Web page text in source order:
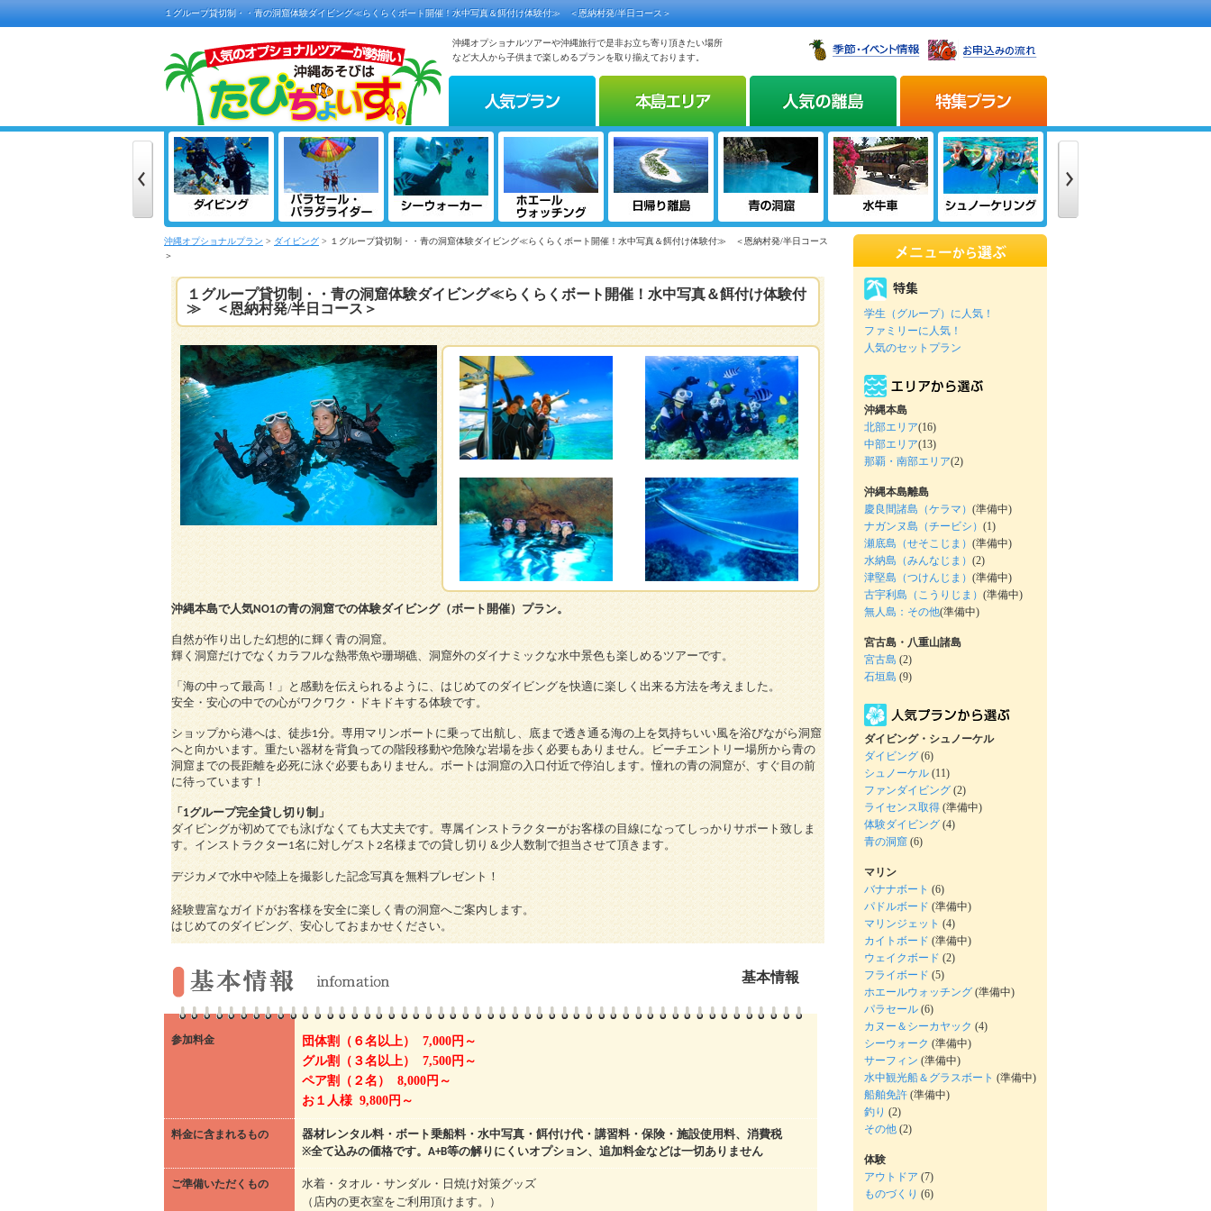
１グループ貸切制・・青の洞窟体験ダイビング≪らくらくボート開催！水中写真＆餌付け体験付≫ ＜恩納村発/半日コース＞
沖縄オプショナルツアーや沖縄旅行で是非お立ち寄り頂きたい場所
など大人から子供まで楽しめるプランを取り揃えております。
沖縄オプショナルプラン > ダイビング > １グループ貸切制・・青の洞窟体験ダイビング≪らくらくボート開催！水中写真＆餌付け体験付≫ ＜恩納村発/半日コース
＞
１グループ貸切制・・青の洞窟体験ダイビング≪らくらくボート開催！水中写真＆餌付け体験付
≫ ＜恩納村発/半日コース＞
沖縄本島で人気NO1の青の洞窟での体験ダイビング（ボート開催）プラン。
自然が作り出した幻想的に輝く青の洞窟。
輝く洞窟だけでなくカラフルな熱帯魚や珊瑚礁、洞窟外のダイナミックな水中景色も楽しめるツアーです。
「海の中って最高！」と感動を伝えられるように、はじめてのダイビングを快適に楽しく出来る方法を考えました。
安全・安心の中での心がワクワク・ドキドキする体験です。
ショップから港へは、徒歩1分。専用マリンボートに乗って出航し、底まで透き通る海の上を気持ちいい風を浴びながら洞窟
へと向かいます。重たい器材を背負っての階段移動や危険な岩場を歩く必要もありません。ビーチエントリー場所から青の
洞窟までの長距離を必死に泳ぐ必要もありません。ボートは洞窟の入口付近で停泊します。憧れの青の洞窟が、すぐ目の前
に待っています！
「1グループ完全貸し切り制」
ダイビングが初めてでも泳げなくても大丈夫です。専属インストラクターがお客様の目線になってしっかりサポート致しま
す。インストラクター1名に対しゲスト2名様までの貸し切り＆少人数制で担当させて頂きます。
デジカメで水中や陸上を撮影した記念写真を無料プレゼント！
経験豊富なガイドがお客様を安全に楽しく青の洞窟へご案内します。
はじめてのダイビング、安心しておまかせください。
基本情報
参加料金
団体割（６名以上） 7,000円～
グル割（３名以上） 7,500円～
ペア割（２名） 8,000円～
お１人様 9,800円～
料金に含まれるもの 器材レンタル料・ボート乗船料・水中写真・餌付け代・講習料・保険・施設使用料、消費税
※全て込みの価格です。A+B等の解りにくいオプション、追加料金などは一切ありません
ご準備いただくもの
水着・タオル・サンダル・日焼け対策グッズ
（店内の更衣室をご利用頂けます。）
学生（グループ）に人気！
ファミリーに人気！
人気のセットプラン
沖縄本島
北部エリア(16)
中部エリア(13)
那覇・南部エリア(2)
沖縄本島離島
慶良間諸島（ケラマ） (準備中)
ナガンヌ島（チービシ） (1)
瀬底島（せそこじま） (準備中)
水納島（みんなじま） (2)
津堅島（つけんじま） (準備中)
古宇利島（こうりじま） (準備中)
無人島：その他(準備中)
宮古島・八重山諸島
宮古島 (2)
石垣島 (9)
ダイビング・シュノーケル
ダイビング (6)
シュノーケル (11)
ファンダイビング (2)
ライセンス取得 (準備中)
体験ダイビング (4)
青の洞窟 (6)
マリン
バナナボート (6)
パドルボード (準備中)
マリンジェット (4)
カイトボード (準備中)
ウェイクボード (2)
フライボード (5)
ホエールウォッチング (準備中)
パラセール (6)
カヌー＆シーカヤック (4)
シーウォーク (準備中)
サーフィン (準備中)
水中観光船＆グラスボート (準備中)
船舶免許 (準備中)
釣り (2)
その他 (2)
体験
アウトドア (7)
ものづくり (6)